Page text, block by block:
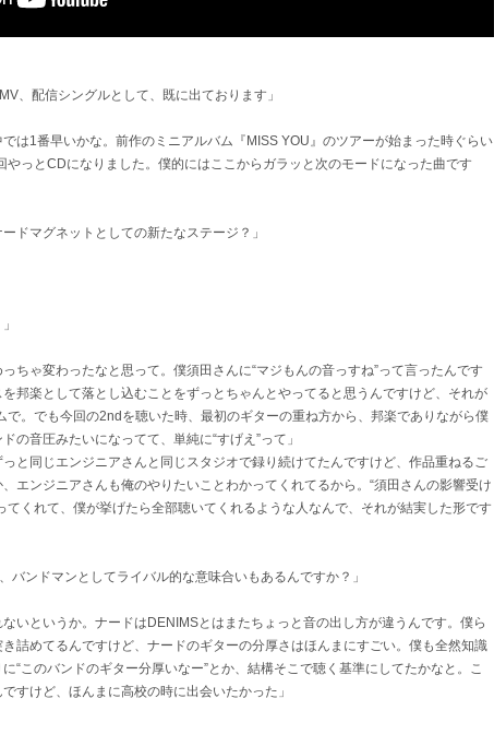
、配信シングルとして、既に出ております」
では1番早いかな。前作のミニアルバム『MISS YOU』のツアーが始まった時ぐらい
やっとCDになりました。僕的にはここからガラッと次のモードになった曲です
ドマグネットとしての新たなステージ？」
っちゃ変わったなと思って。僕須田さんに“マジもんの音っすね”って言ったんです
邦楽として落とし込むことをずっとちゃんとやってると思うんですけど、それが
で。でも今回の2ndを聴いた時、最初のギターの重ね方から、邦楽でありながら僕
の音圧みたいになってて、単純に“すげえ”って」
っと同じエンジニアさんと同じスタジオで録り続けてたんですけど、作品重ねるご
エンジニアさんも俺のやりたいことわかってくれてるから。“須田さんの影響受け
てくれて、僕が挙げたら全部聴いてくれるような人なんで、それが結実した形です
バンドマンとしてライバル的な意味合いもあるんですか？」
ないというか。ナードはDENIMSとはまたちょっと音の出し方が違うんです。僕ら
詰めてるんですけど、ナードのギターの分厚さはほんまにすごい。僕も全然知識
“このバンドのギター分厚いなー”とか、結構そこで聴く基準にしてたかなと。こ
すけど、ほんまに高校の時に出会いたかった」